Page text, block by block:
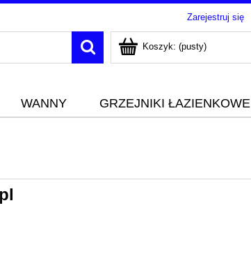
Zarejestruj się
Koszyk: (pusty)
WANNY GRZEJNIKI ŁAZIENKOWE